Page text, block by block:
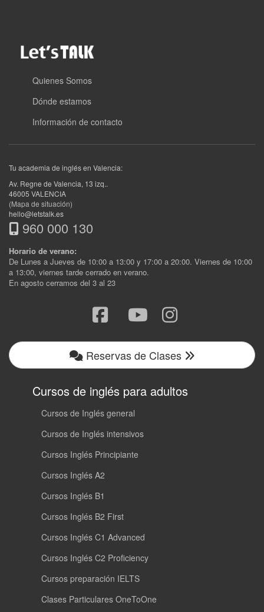
Quienes Somos
Dónde estamos
Información de contacto
Tu academia de inglés en Valencia:
Av. Regne de Valencia, 13 izq..
46005 VALENCIA
(Mapa de situación)
hello@letstalk.es
960 000 130
Horario de verano:
De Lunes a Jueves de 10:00 a 13:00 y 17:00 a 20:00. Viernes de 10:00
a 13:00, viernes tarde cerrado en verano.
En agosto cerramos del 3 al 23
Reservas de Clases
Cursos de inglés para adultos
Cursos de Inglés general
Cursos de Inglés intensivos
Cursos Inglés Principiante
Cursos Inglés A2
Cursos Inglés B1
Cursos Inglés B2 First
Cursos Inglés C1 Advanced
Cursos Inglés C2 Proficiency
Cursos preparación IELTS
Clases Particulares OneToOne